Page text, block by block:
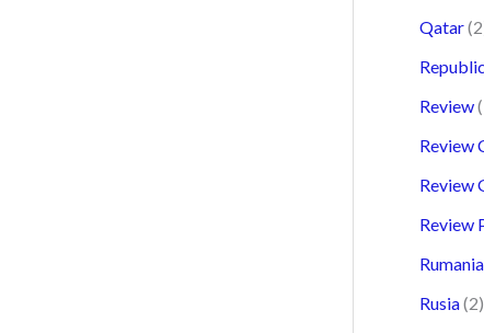
Qatar
Review
Review
Review
Review
Rumania
Rusia(2)